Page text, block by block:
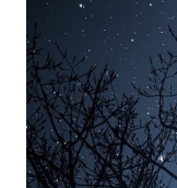
abandonar Deus,
expõe algo que
espiritualidade que
realmente é.